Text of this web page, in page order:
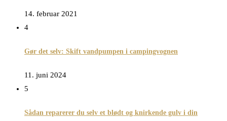
14. februar 2021
4
Gør det selv: Skift vandpumpen i campingvognen
11. juni 2024
5
Sådan reparerer du selv et blødt og knirkende gulv i din